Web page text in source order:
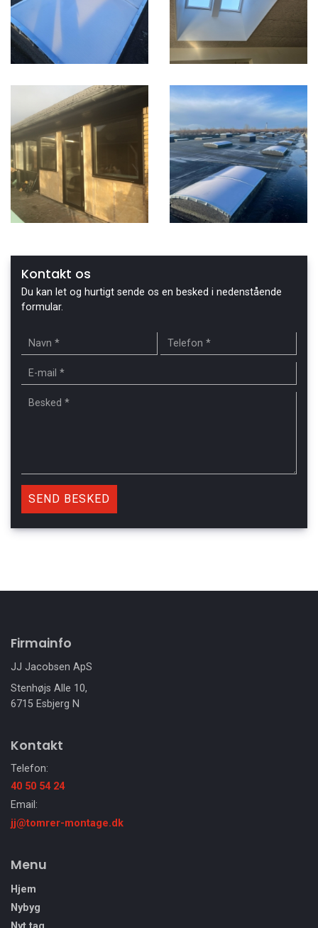
Kontakt os
Du kan let og hurtigt sende os en besked i nedenstående
formular.
Firmainfo
JJ Jacobsen ApS
Stenhøjs Alle 10,
6715 Esbjerg N
Kontakt
Telefon:
40 50 54 24
Email:
jj@tomrer-montage.dk
Menu
Hjem
Nybyg